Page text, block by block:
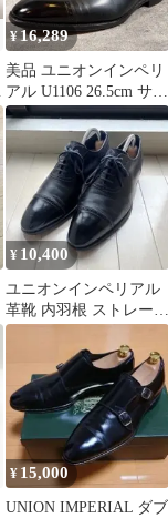
¥16,289
美品 ユニオンインペリ
アル U1106 26.5cm サイ
ドエラスティック 革靴
¥ 10,400
ユニオンインペリアル
革靴 内羽根 ストレート
チップ 黒 7.5
¥ 15,000
UNION IMPERIAL ダブ